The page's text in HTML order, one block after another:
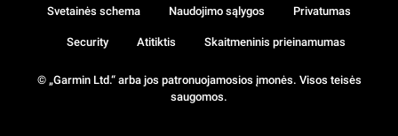
© „Garmin Ltd.“ arba jos patronuojamosios įmonės. Visos teisės
saugomos.
Svetainės schema Naudojimo sąlygos Privatumas
Security Atitiktis Skaitmeninis prieinamumas